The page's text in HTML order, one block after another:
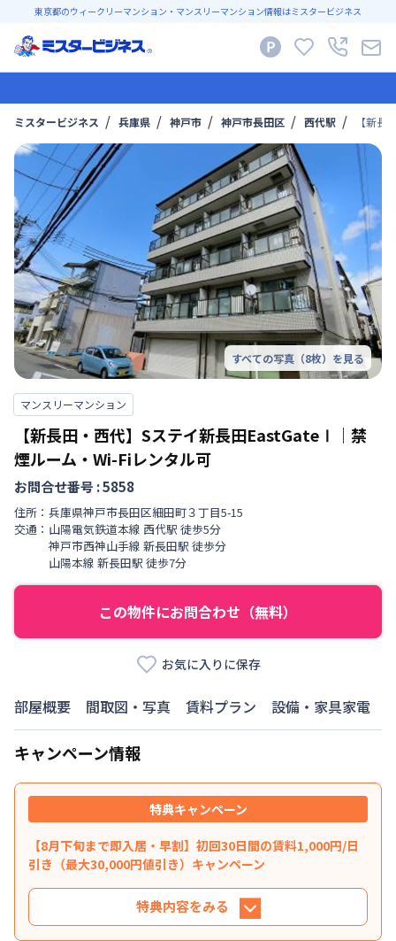
東京都のウィークリーマンション・マンスリーマンション情報はミスタービジネス
ミスタービジネス 兵庫県 神戸市 神戸市長田区 西代駅 【新
すべての写真（8枚）を見る
マンスリーマンション
【新長田・西代】Sステイ新長田EastGateⅠ｜禁
煙ルーム・Wi-Fiレンタル可
お問合せ番号 :5858
住所： 兵庫県神戸市長田区細田町３丁目5-15
交通： 山陽電気鉄道本線 西代駅 徒歩5分
神戸市西神山手線 新長田駅 徒歩分
山陽本線 新長田駅 徒歩7分
この物件にお問合わせ（無料）
お気に入りに保存
部屋概要 間取図・写真 賃料プラン 設備・家具家電
キャンペーン情報
特典キャンペーン
【8月下旬まで即入居・早割】初回30日間の賃料1,000円/日
引き（最大30,000円値引き）キャンペーン
特典内容をみる